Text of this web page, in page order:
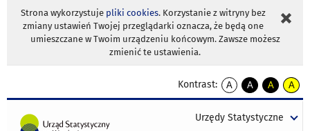
Strona wykorzystuje pliki cookies. Korzystanie z witryny bez
zmiany ustawień Twojej przeglądarki oznacza, że będą one
umieszczane w Twoim urządzeniu końcowym. Zawsze możesz
zmienić te ustawienia.
Kontrast:
A
kontrast
A
kontrast
tekst
A
kontrast
tekst
A
tekst
Urzędy Statystyczne